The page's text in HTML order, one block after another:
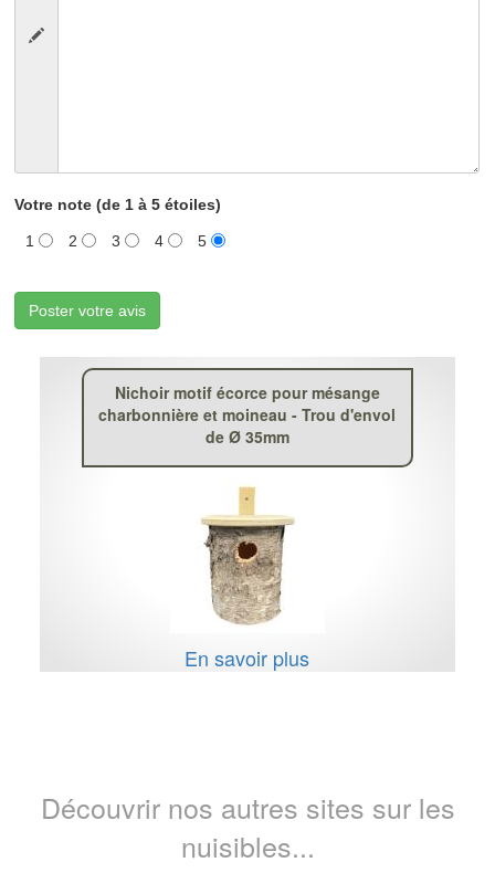
Votre note (de 1 à 5 étoiles)
1 2 3 4 5
Poster votre avis
Nichoir motif écorce pour mésange
charbonnière et moineau - Trou d'envol
de Ø 35mm
En savoir plus
Découvrir nos autres sites sur les
nuisibles...